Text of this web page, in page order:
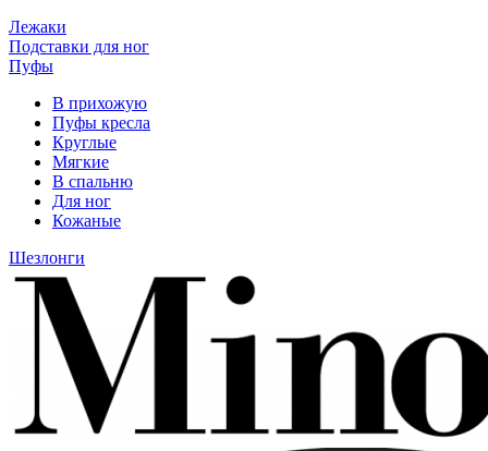
Лежаки
Подставки для ног
Пуфы
В прихожую
Пуфы кресла
Круглые
Мягкие
В спальню
Для ног
Кожаные
Шезлонги